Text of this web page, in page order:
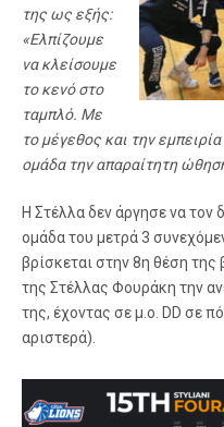
της ως εξής:
«Ελπίζουμε
να κλείσουμε
το κενό στο
ταμπλό. Με
το μέγεθος και την
ομάδα την απαραίτητη
Η Στέλλα δεν άργησε να τον
ομάδα του μετρά 3
βρίσκεται στην 8η θέση της
της Στέλλας Φουράκη την
της, έχοντας σε μ.ο. DD σε
αριστερά).